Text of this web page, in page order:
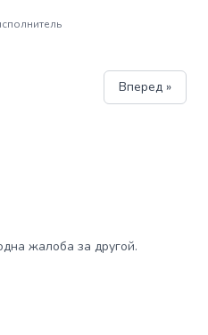
Вперед »
жалоба за другой.